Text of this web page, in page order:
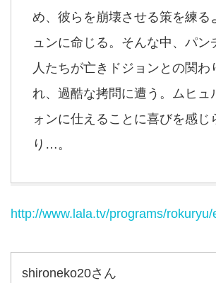
め、彼らを崩壊させる策を練る
ュンに命じる。そんな中、パン
人たちが亡きドジョンとの関わ
れ、過酷な拷問に遭う。ムヒュ
ォンに仕えることに喜びを感じ
り…。
http://www.lala.tv/programs/
shironeko20さん